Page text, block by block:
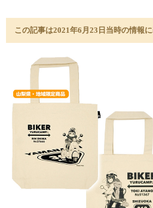
この記事は2021年6月23日当時の情報